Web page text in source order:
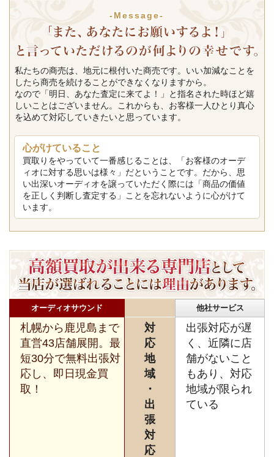
-Message-
私たちの商売は、地元に根付いた商売です。いい加減なことを
したら商売を続けることができなくなりますから。
なので「明日、あなた査定に来てよ！」と指名された時ほど嬉
しいことはございません。これからも、お客様一人ひとり真心
を込めて対応していきたいと思っています。
心がけていること
買取りをやっていて一番感じることは、「お客様のオーデ
ィオに対する思いは様々」だということです。だから、思
い出深いオーディオを譲っていただく際には「商品の価値
を正しく判断し査定する」ことを忘れないように心がけて
います。
オーディオサウンド 他社サービス
札幌から鹿児島まで
直営43店舗展開。最
短30分で無料出張対
応し、即日現金買
取！
対
応
地
域
・
出
張
対
応
出張対応が遅
く、近隣に店
舗がないこと
もあり、対応
地域が限られ
ている